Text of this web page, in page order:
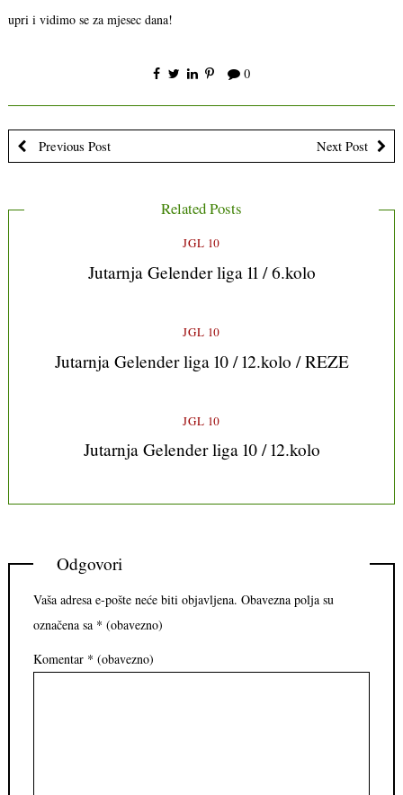
upri i vidimo se za mjesec dana!
0
Previous Post Next Post
Related Posts
JGL 10
Jutarnja Gelender liga 11 / 6.kolo
JGL 10
Jutarnja Gelender liga 10 / 12.kolo / REZE
JGL 10
Jutarnja Gelender liga 10 / 12.kolo
Odgovori
Vaša adresa e-pošte neće biti objavljena. Obavezna polja su
označena sa * (obavezno)
Komentar * (obavezno)